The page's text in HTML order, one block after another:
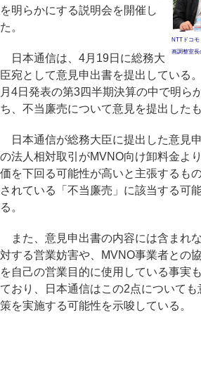
NTTドコ
画調整室長
を明らかにする説明会を開催し
た。
日本通信は、4月19日に総務大
臣宛として意見申出書を提出している
月4日発表の第3四半期決算の中で明ら
ち、不当廉売について意見を提出したも
日本通信が総務大臣に提出した意見
の法人相対取引がMVNO向け卸料金よ
価を下回る可能性が高いと主張するも
されている「不当廉売」に該当する可
る。
また、意見申出書の内容には含まれ
対する営業妨害や、MVNO事業者との
を自己の営業目的に使用している事実
ており、日本通信はこの2点について
策を実施する可能性を示唆している。